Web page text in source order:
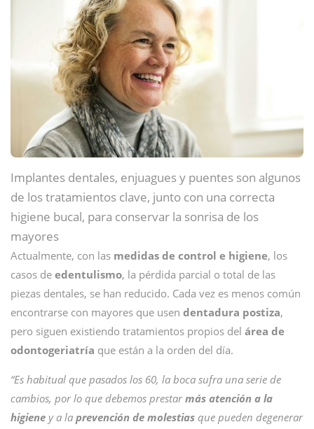
Implantes dentales, enjuagues y puentes son algunos
de los tratamientos clave, junto con una correcta
higiene bucal, para conservar la sonrisa de los
mayores
Actualmente, con las medidas de control e higiene, los
casos de edentulismo, la pérdida parcial o total de las
piezas dentales, se han reducido. Cada vez es menos común
encontrarse con mayores que usen dentadura postiza,
pero siguen existiendo tratamientos propios del área de
odontogeriatría que están a la orden del día.
“Es habitual que pasados los 60, la boca sufra una serie de
cambios, por lo que debemos prestarmás atención a la
higiene y a la prevención de molestias que pueden degenerar